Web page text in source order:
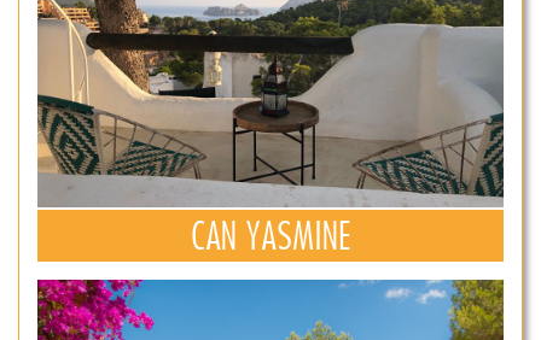
CAN YASMINE